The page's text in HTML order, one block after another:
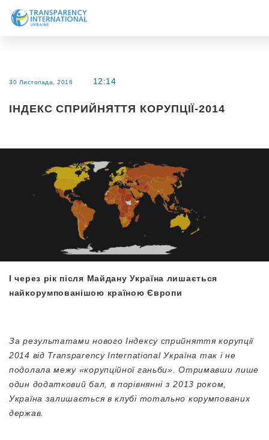
Дослідження
Напрями роботи
30 Листопада, 2016 12:14
ІНДЕКС СПРИЙНЯТТЯ КОРУПЦІЇ-2014
І через рік після Майдану Україна лишається
найкорумпованішою країною Європи
За результатами нового Індексу сприйняття корупції
2014 від Transparency International Україна так і не
подолала межу «корупційної ганьби». Отримавши лише
один додатковий бал, в порівнянні з 2013 роком,
Україна залишається в клубі тотально корумпованих
держав.